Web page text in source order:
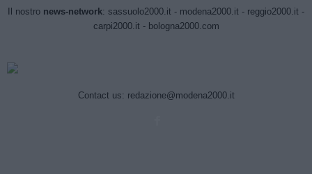
Il nostro news-network: sassuolo2000.it - modena2000.it - reggio2000.it -
carpi2000.it- bologna2000.com
Contact us: redazione@modena2000.it